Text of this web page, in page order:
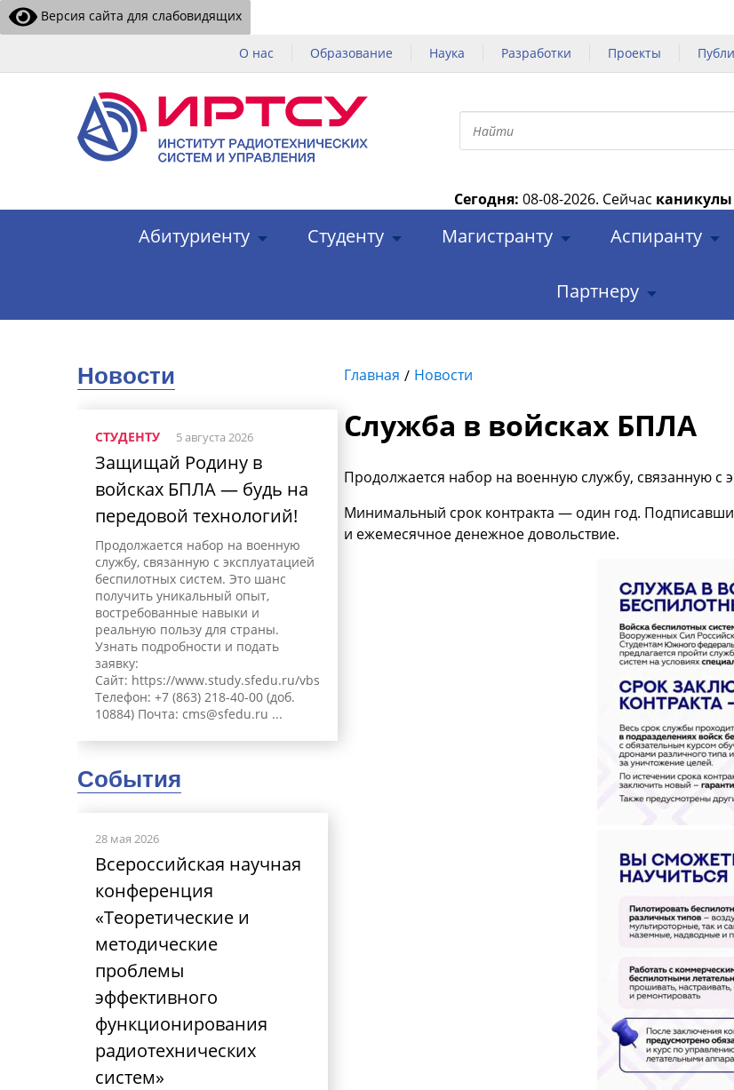
Версия сайта для слабовидящих
О нас Образование Наука Разработки Проекты
Сегодня: 08-08-2026. Сейчас каникулы
Абитуриенту Студенту Магистранту Аспиранту
Партнеру
Главная Новости
Служба в войсках БПЛА
Продолжается набор на военную службу, связанную с
Минимальный срок контракта — один год.
и ежемесячное денежное довольствие.
Новости
СТУДЕНТУ 5 августа 2026
Защищай Родину в
войсках БПЛА — будь на
передовой технологий!
Продолжается набор на военную
службу, связанную с эксплуатацией
беспилотных систем. Это шанс
получить уникальный опыт,
востребованные навыки и
реальную пользу для страны.
Узнать подробности и подать
заявку:
Сайт: https://www.study.sfedu.ru/vbs
Телефон: +7 (863) 218-40-00 (доб.
10884) Почта: cms@sfedu.ru ...
События
28 мая 2026
Всероссийская научная
конференция
«Теоретические и
методические
проблемы
эффективного
функционирования
радиотехнических
систем»